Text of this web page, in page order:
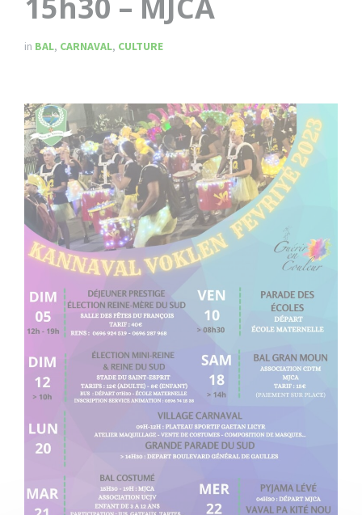
in BAL, CARNAVAL, CULTURE